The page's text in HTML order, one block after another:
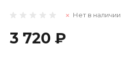
Нет в наличии
3 720 ₽